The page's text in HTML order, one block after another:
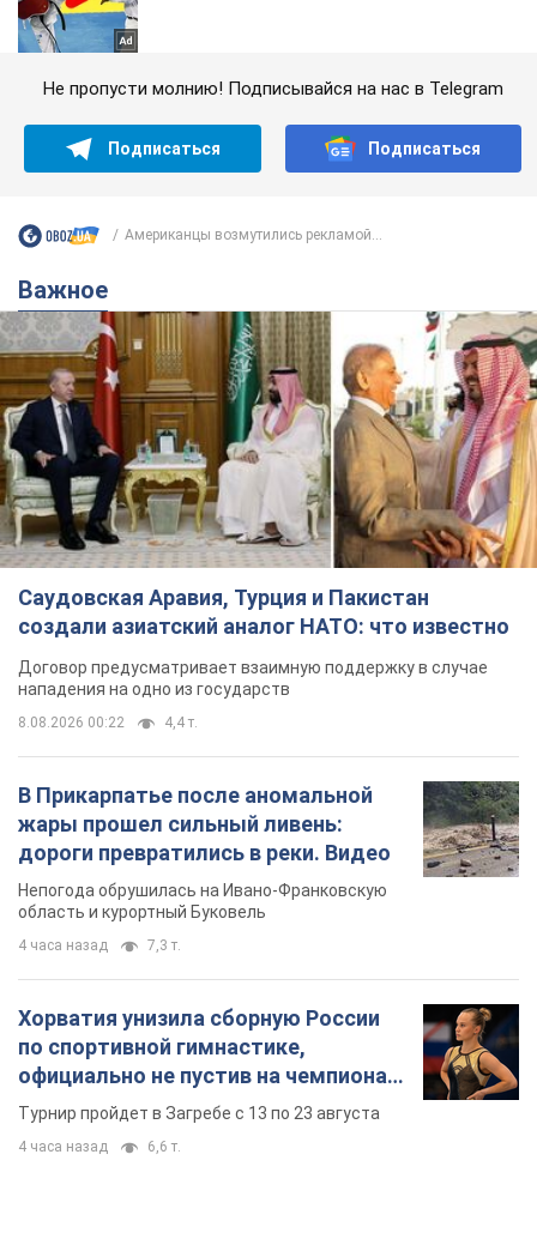
Не пропусти молнию! Подписывайся на нас в Telegram
Подписаться Подписаться
Американцы возмутились рекламой...
Важное
Саудовская Аравия, Турция и Пакистан
создали азиатский аналог НАТО: что известно
Договор предусматривает взаимную поддержку в случае
нападения на одно из государств
8.08.2026 00:22 4,4 т.
В Прикарпатье после аномальной
жары прошел сильный ливень:
дороги превратились в реки. Видео
Непогода обрушилась на Ивано-Франковскую
область и курортный Буковель
4 часа назад 7,3 т.
Хорватия унизила сборную России
по спортивной гимнастике,
официально не пустив на чемпионат
Европы основных спортсменов
Турнир пройдет в Загребе с 13 по 23 августа
4 часа назад 6,6 т.